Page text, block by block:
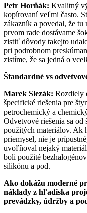
Petr Horňák: Kvalitný
kopírovaní veľmi často.
zákazník a povedal, že
prvom rade dostávame
zistiť dôvody takejto
pri podrobnom
zistíme, že sa jedná o
Štandardné vs
Marek Slezák: Rozdiely
špecifické riešenia pre
petrochemický a
Odvetvové riešenia sa
použitých materiálov. Ak
priemysel, nie je
uvoľňoval nejaký
boli použité
silikónu a pod.
Ako dokážu moderné
náklady z hľadiska
prevádzky, údržby a